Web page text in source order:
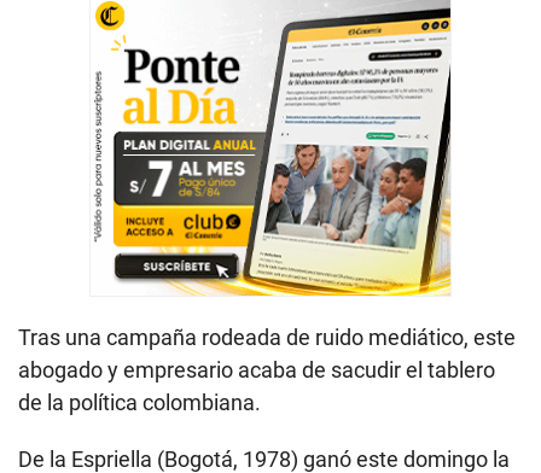
Tras una campaña rodeada de ruido mediático, este
abogado y empresario acaba de sacudir el tablero
de la política colombiana.
De la Espriella (Bogotá, 1978) ganó este domingo la